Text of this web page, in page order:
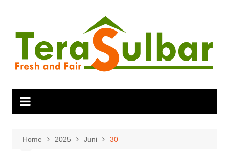
content
Home 2025 Juni 30